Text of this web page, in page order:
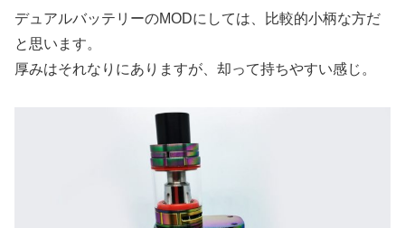
デュアルバッテリーのMODにしては、比較的小柄な方だ
と思います。
厚みはそれなりにありますが、却って持ちやすい感じ。